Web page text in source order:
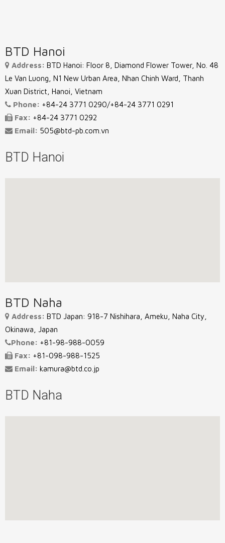
BTD Hanoi
Address: BTD Hanoi: Floor 8, Diamond Flower Tower, No. 48
Le Van Luong, N1 New Urban Area, Nhan Chinh Ward, Thanh
Xuan District, Hanoi, Vietnam
Phone: +84-24 3771 0290/+84-24 3771 0291
Fax: +84-24 3771 0292
Email: 505@btd-pb.com.vn
BTD Hanoi
BTD Naha
Address: BTD Japan: 918-7 Nishihara, Ameku, Naha City,
Okinawa, Japan
Phone: +81-98-988-0059
Fax: +81-098-988-1525
Email: kamura@btd.co.jp
BTD Naha